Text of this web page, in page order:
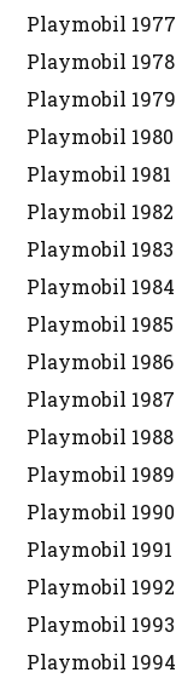
Playmobil 1977
Playmobil 1978
Playmobil 1979
Playmobil 1980
Playmobil 1981
Playmobil 1982
Playmobil 1983
Playmobil 1984
Playmobil 1985
Playmobil 1986
Playmobil 1987
Playmobil 1988
Playmobil 1989
Playmobil 1990
Playmobil 1991
Playmobil 1992
Playmobil 1993
Playmobil 1994